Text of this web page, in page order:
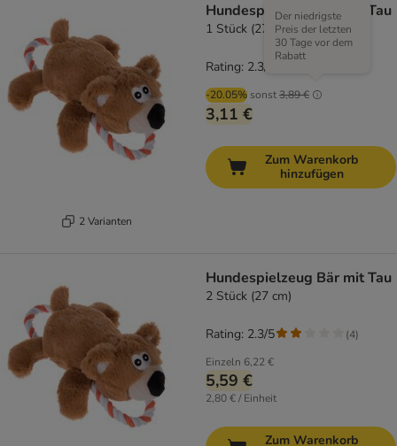
2 Varianten
Hundespielzeug Bär mit Tau
1 Stück (27 cm)
-20.05% sonst3,89 €
Der niedrigste
Preis der letzten
30 Tage vor dem
Rabatt
3,11 €
Rating: 2.3/5
Zum Warenkorb
hinzufügen
Hundespielzeug Bär mit Tau
2 Stück (27 cm)
Einzeln 6,22 €
5,59 €
2,80 € / Einheit
Rating: 2.3/5 (4)
Zum Warenkorb